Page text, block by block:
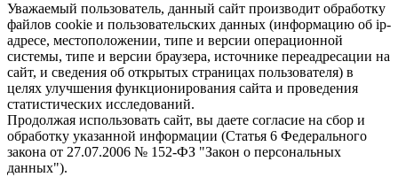
Уважаемый пользователь, данный сайт производит обработку
файлов cookie и пользовательских данных (информацию об ip-
адресе, местоположении, типе и версии операционной
системы, типе и версии браузера, источнике переадресации на
сайт, и сведения об открытых страницах пользователя) в
целях улучшения функционирования сайта и проведения
статистических исследований.
Продолжая использовать сайт, вы даете согласие на сбор и
обработку указанной информации (Статья 6 Федерального
закона от 27.07.2006 № 152-ФЗ "Закон о персональных
данных").